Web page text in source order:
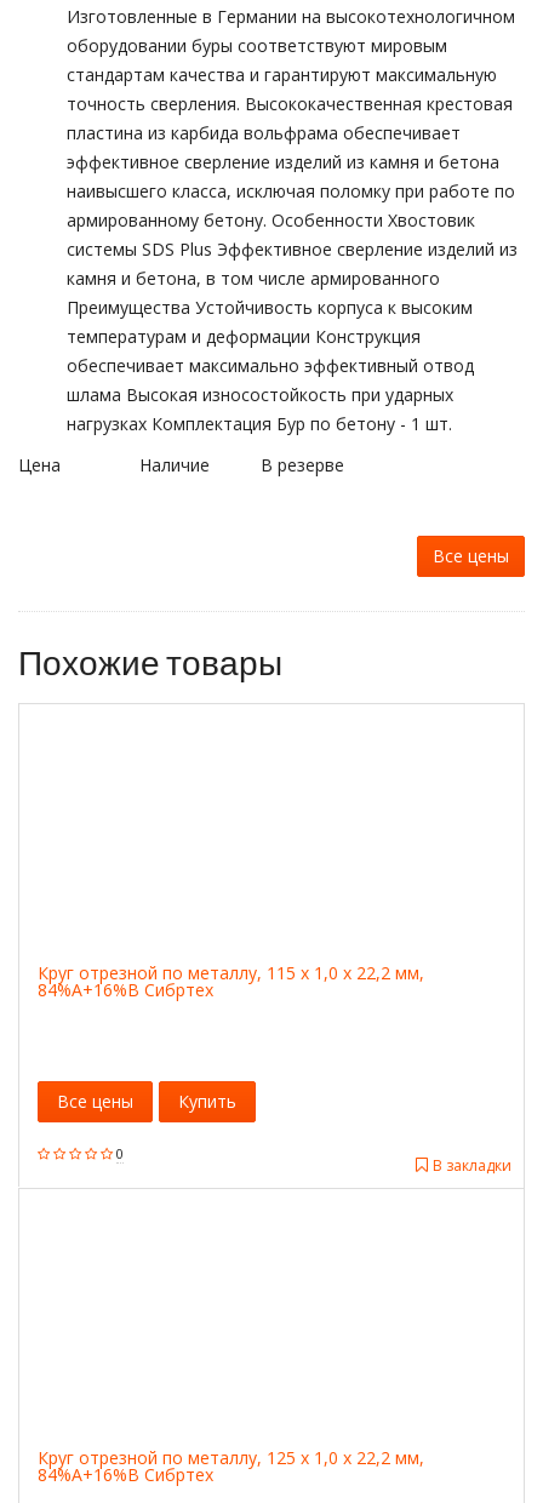
Изготовленные в Германии на высокотехнологичном
оборудовании буры соответствуют мировым
стандартам качества и гарантируют максимальную
точность сверления. Высококачественная крестовая
пластина из карбида вольфрама обеспечивает
эффективное сверление изделий из камня и бетона
наивысшего класса, исключая поломку при работе по
армированному бетону. Особенности Хвостовик
системы SDS Plus Эффективное сверление изделий из
камня и бетона, в том числе армированного
Преимущества Устойчивость корпуса к высоким
температурам и деформации Конструкция
обеспечивает максимально эффективный отвод
шлама Высокая износостойкость при ударных
нагрузках Комплектация Бур по бетону - 1 шт.
Цена
Наличие В резерве
Все цены
Похожие товары
Круг отрезной по металлу, 115 х 1,0 х 22,2 мм,
84%A+16%B Сибртех
0
В закладки
Все цены Купить
Круг отрезной по металлу, 125 х 1,0 х 22,2 мм,
84%A+16%B Сибртех